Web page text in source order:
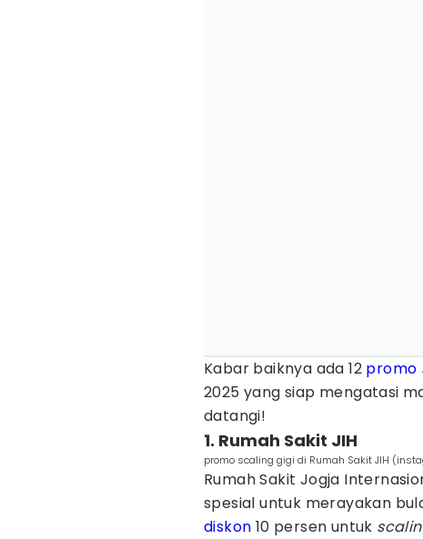
Kabar baiknya ada 12 promo
2025 yang siap mengatasi
datangi!
1. Rumah Sakit JIH
promo scaling gigi di Rumah Sakit JIH
Rumah Sakit Jogja
spesial untuk merayakan
diskon 10 persen untuk